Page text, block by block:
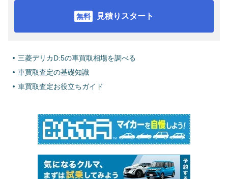
見積りスタート
三菱デリカD:5の車買取相場を調べる
車買取査定の基礎知識
車買取査定お役立ちガイド